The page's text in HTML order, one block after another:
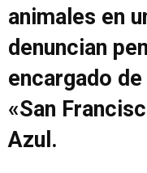
animales en
denuncian
encargado
«San
Azul.